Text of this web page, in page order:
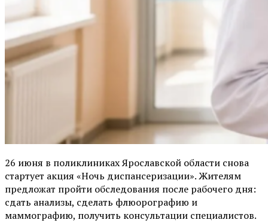
26 июня в поликлиниках Ярославской области снова
стартует акция «Ночь диспансеризации». Жителям
предложат пройти обследования после рабочего дня:
сдать анализы, сделать флюорографию и
маммографию, получить консультации специалистов.